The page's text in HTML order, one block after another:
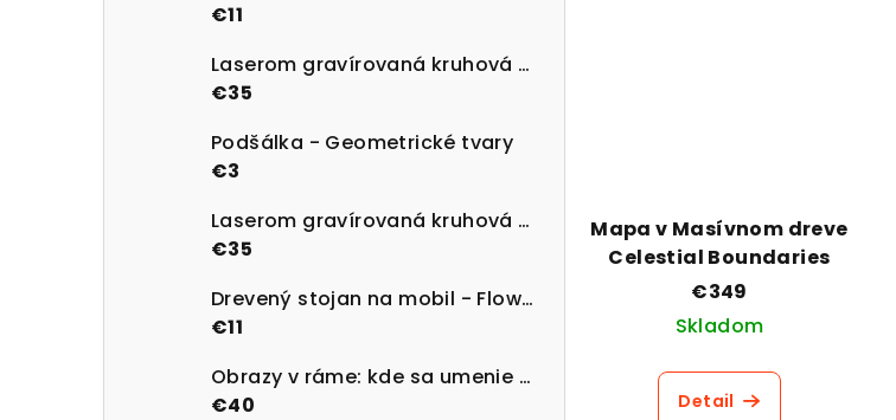
€11
Laserom gravírovaná kruhová mandala superhrdinov do dreva - Spider Man
€35
Podšálka - Geometrické tvary
€3
Laserom gravírovaná kruhová mandala superhrdinov do dreva - Joker
€35
Drevený stojan na mobil - Flower lover
€11
Obrazy v ráme: kde sa umenie stretne s technológiou - Variant 1
€40
Mapa v Masívnom dreve
Celestial Boundaries
€349
Skladom
Detail